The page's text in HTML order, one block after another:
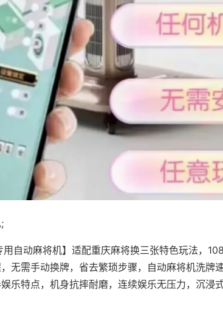
用自动麻将机】适配重庆麻将换三张特色玩法，
无需手动换牌，省去繁琐步骤，自动麻将机洗牌
乐特点，机身抗摔耐磨，连续娱乐无压力，沉浸